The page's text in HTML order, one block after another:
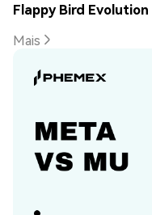
Flappy Bird
Mais